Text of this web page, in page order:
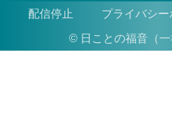
配信停止 プライバシー
© 日ことの福音（